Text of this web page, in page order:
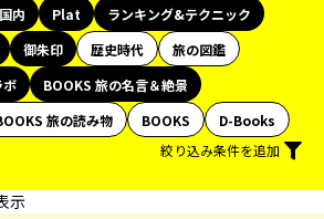
内 Plat
ランキング&テクニック
御朱印 歴史時代
旅の図鑑
ボ
BOOKS 旅の名言＆絶景
旅の読み物 BOOKS
D-Books
絞り込み条件を追加
示